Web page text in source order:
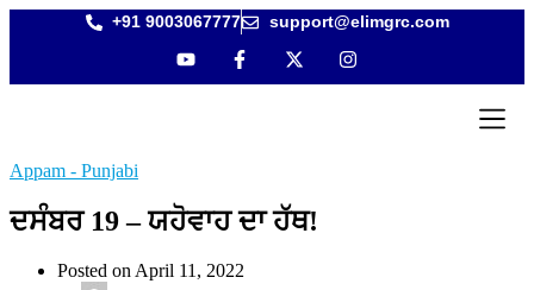
+91 9003067777 support@elimgrc.com
Appam - Punjabi
ਦਸੰਬਰ 19 – ਯਹੋਵਾਹ ਦਾ ਹੱਥ!
Posted on April 11, 2022